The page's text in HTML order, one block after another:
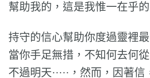
幫助我的，這是我惟一在乎的
持守的信心幫助你度過靈裡
當你手足無措，不知何去何
不過明天·····，然而，因著